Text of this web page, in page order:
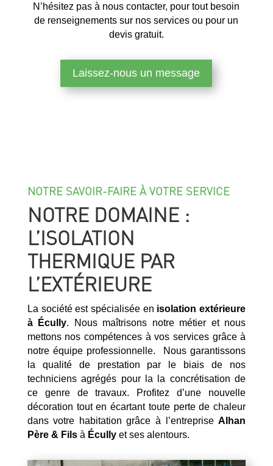
N’hésitez pas à nous contacter, pour tout besoin
de renseignements sur nos services ou pour un
devis gratuit.
Laissez-nous un message
NOTRE SAVOIR-FAIRE À VOTRE SERVICE
NOTRE DOMAINE :
L’ISOLATION
THERMIQUE PAR
L’EXTÉRIEURE
La société est spécialisée en isolation extérieure
à
Écully. Nous maîtrisons notre métier et nous
mettons nos compétences à vos services grâce à
notre équipe professionnelle. Nous garantissons
la qualité de prestation par le biais de nos
techniciens agrégés pour la la concrétisation de
ce genre de travaux. Profitez d’une nouvelle
décoration tout en écartant toute perte de chaleur
dans votre habitation grâce à l’entrepriseAlhan
Père & Filsà Écully et ses alentours.